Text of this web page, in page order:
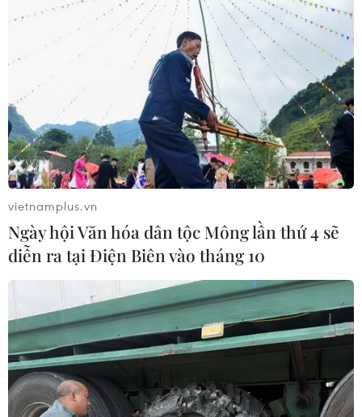
vietnamplus.vn
Ngày hội Văn hóa dân tộc Mông lần thứ 4 sẽ
diễn ra tại Điện Biên vào tháng 10